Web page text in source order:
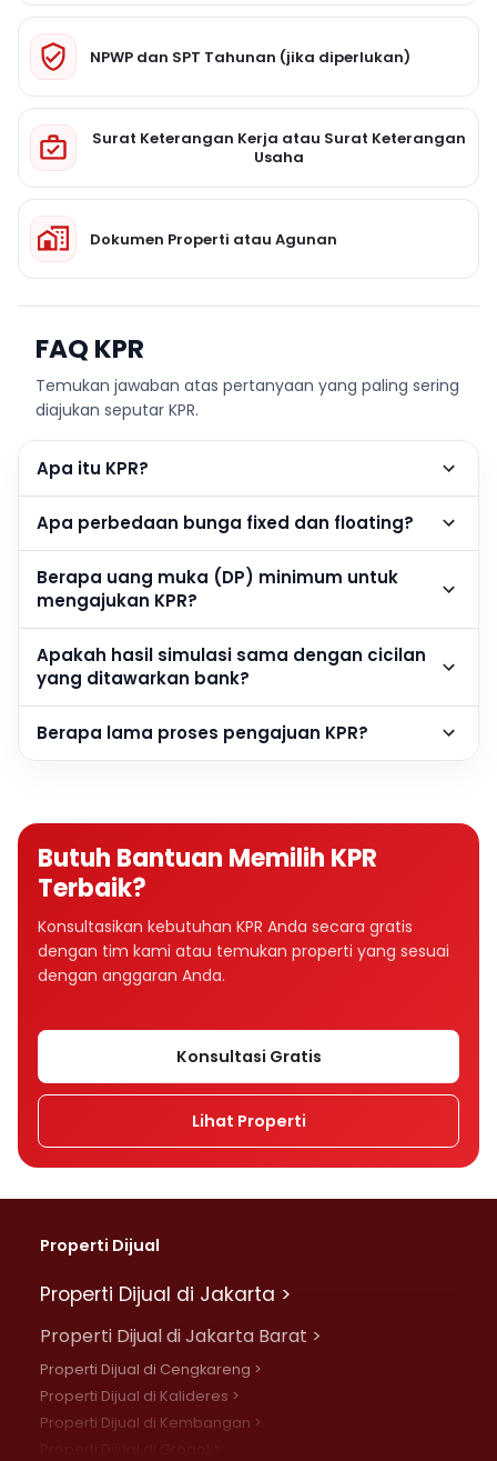
NPWP dan SPT Tahunan (jika diperlukan)
Surat Keterangan Kerja atau Surat Keterangan
Usaha
Dokumen Properti atau Agunan
FAQ KPR
Temukan jawaban atas pertanyaan yang paling sering
diajukan seputar KPR.
Apa itu KPR?
Apa perbedaan bunga fixed dan floating?
Berapa uang muka (DP) minimum untuk
mengajukan KPR?
Apakah hasil simulasi sama dengan cicilan
yang ditawarkan bank?
Berapa lama proses pengajuan KPR?
Butuh Bantuan Memilih KPR
Terbaik?
Konsultasikan kebutuhan KPR Anda secara gratis
dengan tim kami atau temukan properti yang sesuai
dengan anggaran Anda.
Konsultasi Gratis
Lihat Properti
Properti Dijual
Properti Dijual di Jakarta >
Properti Dijual di Jakarta Barat >
Properti Dijual di Cengkareng >
Properti Dijual di Kalideres >
Properti Dijual di Kembangan >